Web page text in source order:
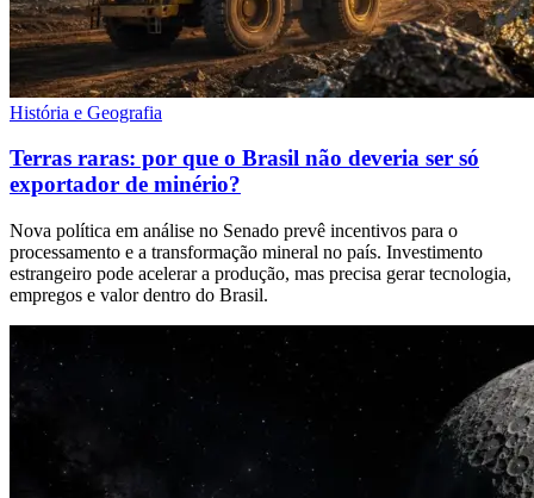
História e Geografia
Terras raras: por que o Brasil não deveria ser só
exportador de minério?
Nova política em análise no Senado prevê incentivos para o
processamento e a transformação mineral no país. Investimento
estrangeiro pode acelerar a produção, mas precisa gerar tecnologia,
empregos e valor dentro do Brasil.